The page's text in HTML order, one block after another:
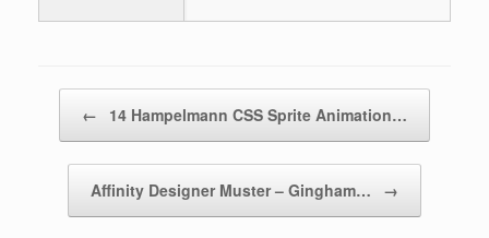
← 14 Hampelmann CSS Sprite Animation…
Affinity Designer Muster – Gingham… →